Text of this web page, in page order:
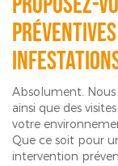
Absolument.
ainsi que des
votre
Que ce soit pour
intervention